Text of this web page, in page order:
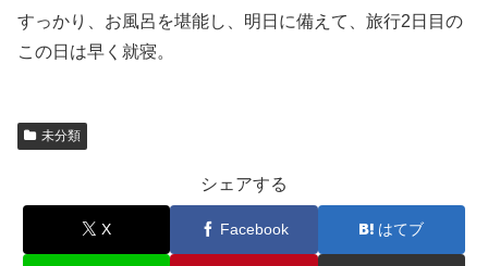
すっかり、お風呂を堪能し、明日に備えて、旅行2日目の
この日は早く就寝。
未分類
シェアする
X Facebook はてブ